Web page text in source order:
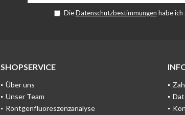
DieDatenschutzbestimmungen habe ich
SHOPSERVICE
Über uns
Unser Team
Röntgenfluoreszenzanalyse